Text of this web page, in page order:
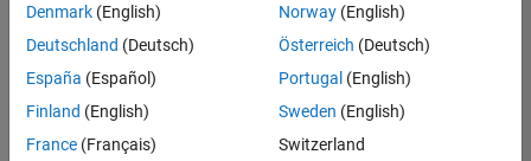
Denmark (English)
Deutschland (Deutsch)
España (Español)
Finland (English)
France (Français)
Norway(English)
Österreich (Deutsch)
Portugal (English)
Sweden (English)
Switzerland
Centro di fiducia
Informativa sulla privacy
Antipirateria
Stato dell'applicazione
Contatti
© 1994-2026 The MathWorks, Inc.